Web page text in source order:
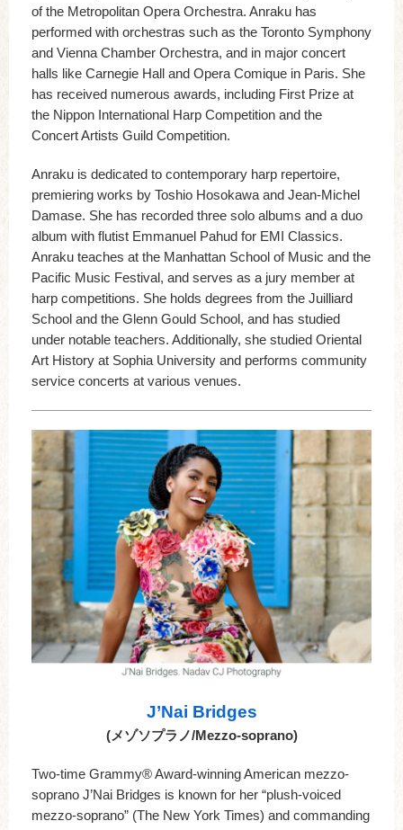
of the Metropolitan Opera Orchestra. Anraku has
performed with orchestras such as the Toronto Symphony
and Vienna Chamber Orchestra, and in major concert
halls like Carnegie Hall and Opera Comique in Paris. She
has received numerous awards, including First Prize at
the Nippon International Harp Competition and the
Concert Artists Guild Competition.
Anraku is dedicated to contemporary harp repertoire,
premiering works by Toshio Hosokawa and Jean-Michel
Damase. She has recorded three solo albums and a duo
album with flutist Emmanuel Pahud for EMI Classics.
Anraku teaches at the Manhattan School of Music and the
Pacific Music Festival, and serves as a jury member at
harp competitions. She holds degrees from the Juilliard
School and the Glenn Gould School, and has studied
under notable teachers. Additionally, she studied Oriental
Art History at Sophia University and performs community
service concerts at various venues.
J’Nai Bridges
(メゾソプラノ/Mezzo-soprano)
Two-time Grammy® Award-winning American mezzo-
soprano J’Nai Bridges is known for her “plush-voiced
mezzo-soprano” (The New York Times) and commanding